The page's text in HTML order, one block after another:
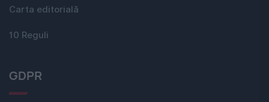
Carta editorială
10 Reguli
GDPR